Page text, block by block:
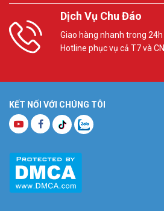
Dịch Vụ Chu Đáo
Giao hàng nhanh trong 24h
Hotline phục vụ cả T7 và CN
KẾT NỐI VỚI CHÚNG TÔI